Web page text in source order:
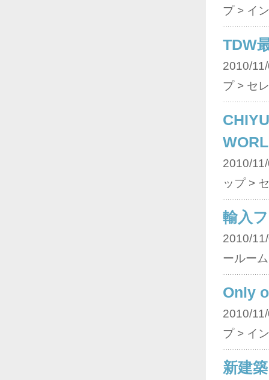
プ > イ
TDW
2010/
プ > セ
2010/
ップ >
輸入
2010/
ールー
Only
2010/
プ > イ
新建築